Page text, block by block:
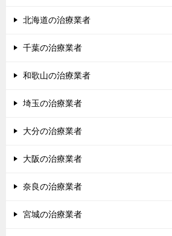
北海道の治療業者
千葉の治療業者
和歌山の治療業者
埼玉の治療業者
大分の治療業者
大阪の治療業者
奈良の治療業者
宮城の治療業者